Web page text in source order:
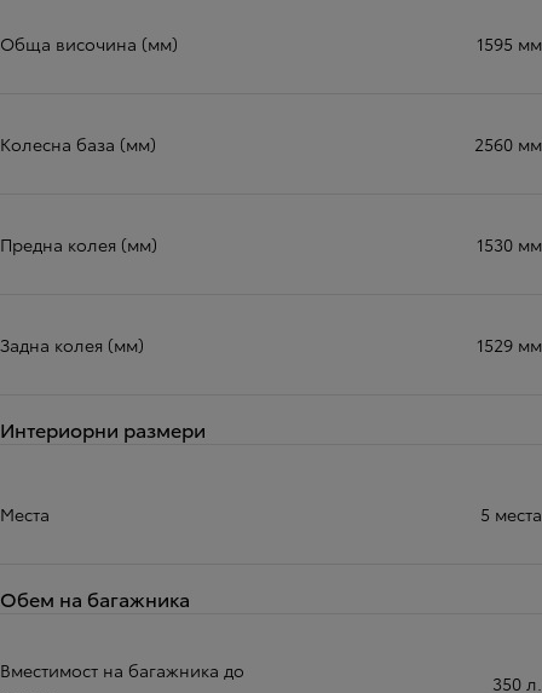
Обща височина (мм) 1595 мм
Колесна база (мм) 2560 мм
Предна колея (мм) 1530 мм
Задна колея (мм) 1529 мм
Интериорни размери
Места 5 места
Обем на багажника
Вместимост на багажника до
350 л.